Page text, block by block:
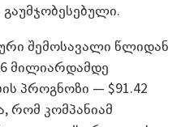
შემოსავალი წლიდან
მილიარდამდე
პროგნოზი — $91.42
რომ კომპანიამ